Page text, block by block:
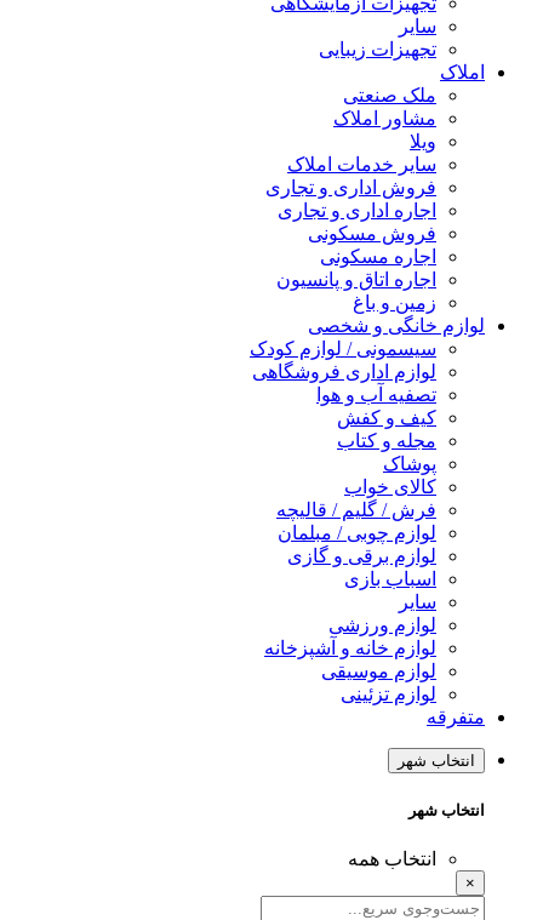
سایر
تجهیزات زیبایی
املاک
ملک صنعتی
مشاور املاک
ویلا
سایر خدمات املاک
فروش اداری و تجاری
اجاره اداری و تجاری
فروش مسکونی
اجاره مسکونی
اجاره اتاق و پانسیون
زمین و باغ
لوازم خانگی و شخصی
سیسمونی / لوازم کودک
لوازم اداری فروشگاهی
تصفیه آب و هوا
کیف و کفش
مجله و کتاب
پوشاک
کالای خواب
فرش / گلیم / قالیچه
لوازم چوبی / مبلمان
لوازم برقی و گازی
اسباب بازی
سایر
لوازم ورزشی
لوازم خانه و آشپزخانه
لوازم موسیقی
لوازم تزئینی
متفرقه
انتخاب شهر
انتخاب شهر
انتخاب همه
×